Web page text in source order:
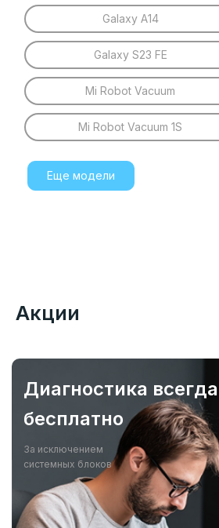
Galaxy A14
Galaxy S23 FE
Mi Robot Vacuum
Mi Robot Vacuum 1S
Еще модели
Акции
Диагностика всегда
бесплатно
За исключением
системных блоков